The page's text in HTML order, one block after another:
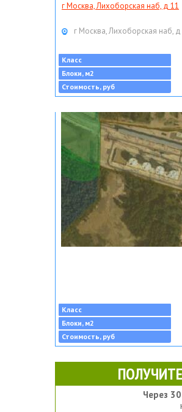
г Москва, Лихоборская наб, д 11
г Москва, Лихоборская наб,
Класс
Блоки, м2
Стоимость, руб
Класс
Блоки, м2
Стоимость, руб
Через